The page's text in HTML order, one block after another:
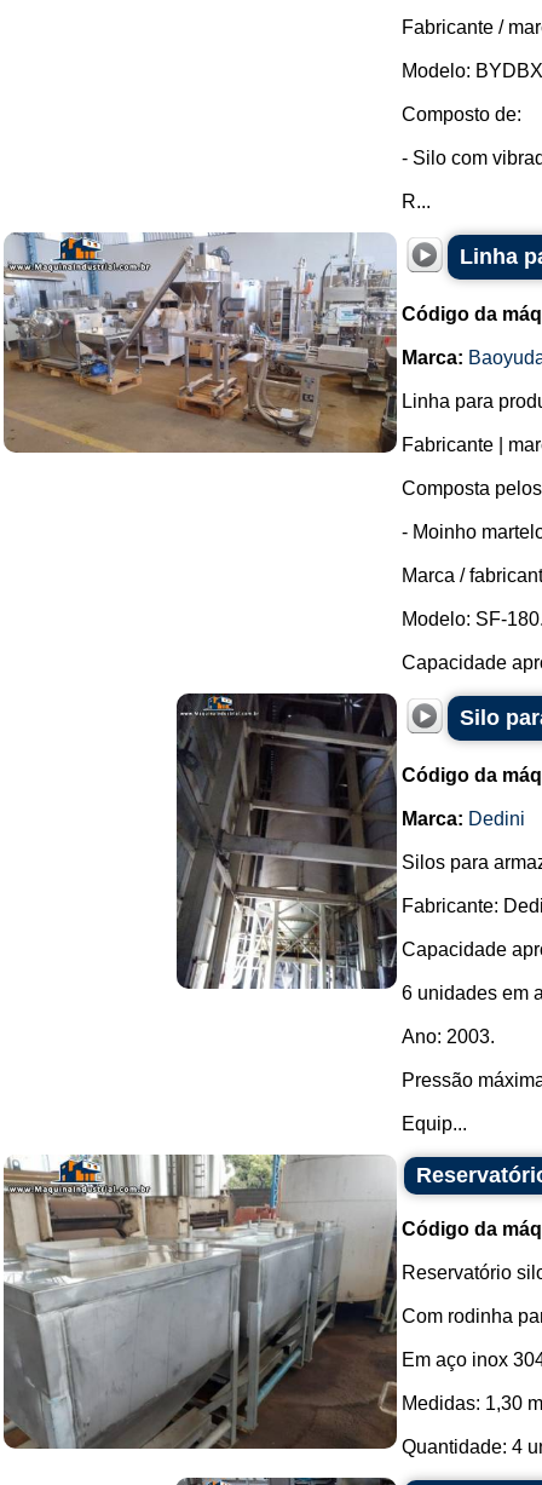
Fabricante /
Modelo:
Composto de:
- Silo com
R...
Linha
Código da
Marca:
Linha para
Fabricante |
Composta
- Moinho
Marca /
Modelo: SF-
Capacidade
Silo
Código da
Marca: Dedini
Silos para
Fabricante:
Capacidade
6 unidades em
Ano: 2003.
Pressão
Equip...
Código da
Reservatório
Com rodinha
Em aço inox
Medidas: 1,30
Quantidade: 4